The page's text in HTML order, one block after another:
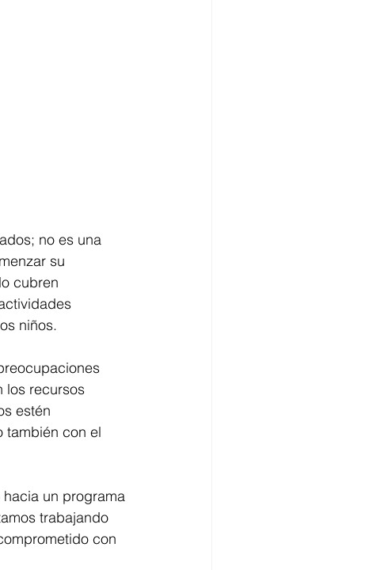
no es una
su
cubren
niños.
los recursos
estén
también con el
un programa
trabajando
con